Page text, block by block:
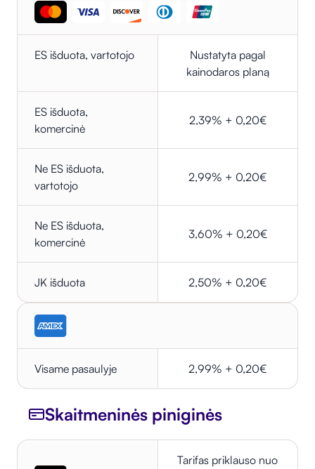
ES išduota, vartotojo
Nustatyta pagal
kainodaros planą
ES išduota,
komercinė
2,39% + 0,20€
Ne ES išduota,
vartotojo
2,99% + 0,20€
Ne ES išduota,
komercinė
3,60% + 0,20€
JK išduota 2,50% + 0,20€
Visame pasaulyje 2,99% + 0,20€
Skaitmeninės piniginės
Tarifas priklauso nuo